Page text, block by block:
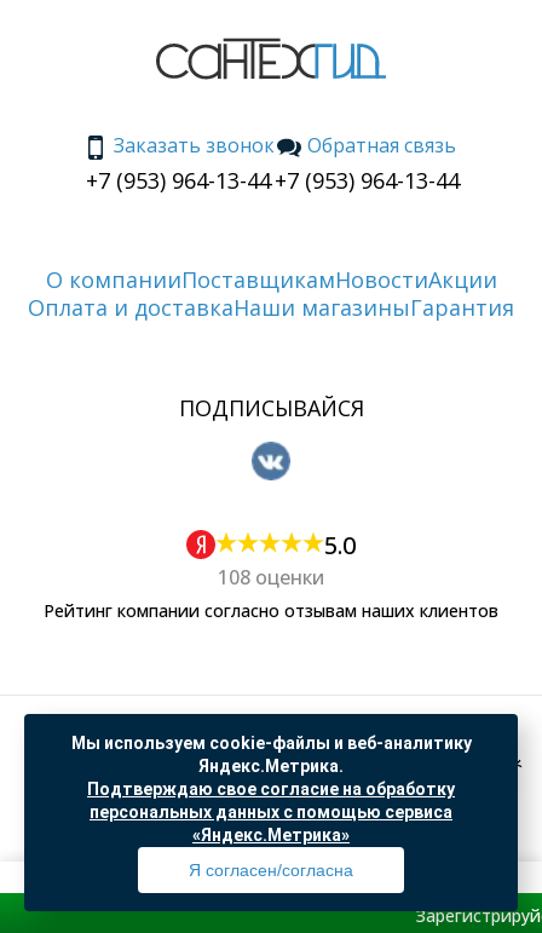
Заказать звонок
+7 (953) 964-13-44
Обратная связь
+7 (953) 964-13-44
О компанииПоставщикамНовостиАкции
Оплата и доставкаНаши магазиныГарантия
ПОДПИСЫВАЙСЯ
5.0
108 оценки
Рейтинг компании согласно отзывам наших клиентов
Политика обработки персональных данных
Согласие на обработку данных Яндекс Метрика
"© ООО “САНТЕХГИД”, 2026. Все права защищены. Предложение не является публичной
офертой, цены и информация на сайте ознакомительные
Доработка и продвижение вSO.USE
Мы используем cookie-файлы и веб-аналитику
Яндекс.Метрика.
Подтверждаю свое согласие на обработку
персональных данных с помощью сервиса
«Яндекс.Метрика»
Я согласен/согласна
Профиль Товары Поиск Избранное Корзина
Зарегистрируйся и